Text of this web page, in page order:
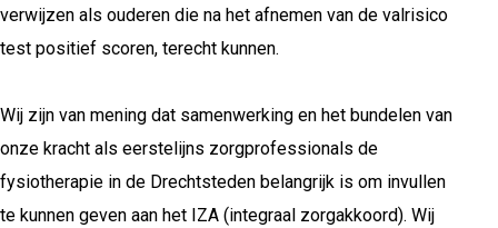
verwijzen als ouderen die na het afnemen van de valrisico
test positief scoren, terecht kunnen.
Wij zijn van mening dat samenwerking en het bundelen van
onze kracht als eerstelijns zorgprofessionals de
fysiotherapie in de Drechtsteden belangrijk is om invullen
te kunnen geven aan het IZA (integraal zorgakkoord). Wij